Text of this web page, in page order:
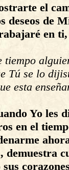
el
deseos de
en
tiempo
Tú se lo
esta
Yo les
en el
demuestra